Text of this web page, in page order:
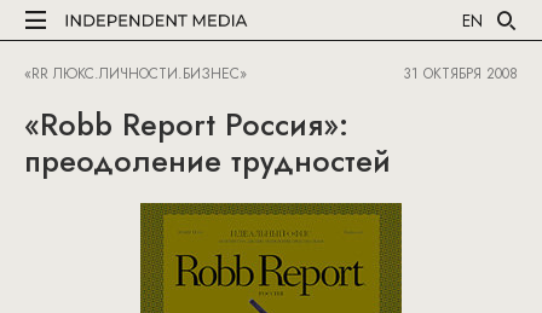
EN
«RR ЛЮКС.ЛИЧНОСТИ.БИЗНЕС» 31 ОКТЯБРЯ 2008
«Robb Report Россия»:
преодоление трудностей